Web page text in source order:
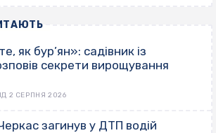
як бур’ян»: садівник із
секрети вирощування
2 СЕРПНЯ 2026
загинув у ДТП водій